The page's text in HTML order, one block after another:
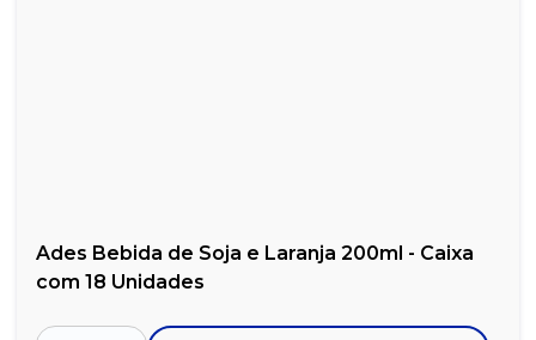
Ades Bebida de Soja e Laranja 200ml - Caixa
com 18 Unidades